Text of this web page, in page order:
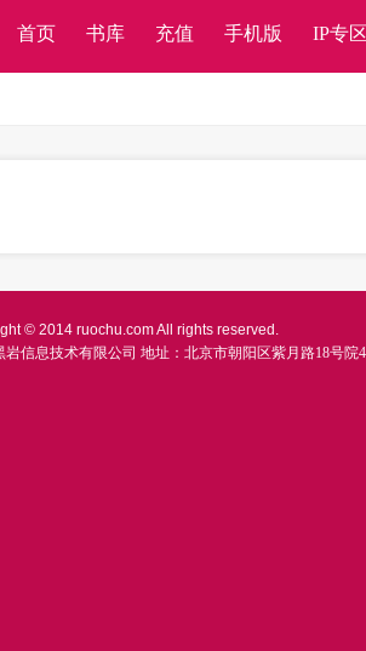
首页 书库 充值 手机版 IP专
© 2014 ruochu.com All rights reserved.
岩信息技术有限公司 地址：北京市朝阳区紫月路18号院